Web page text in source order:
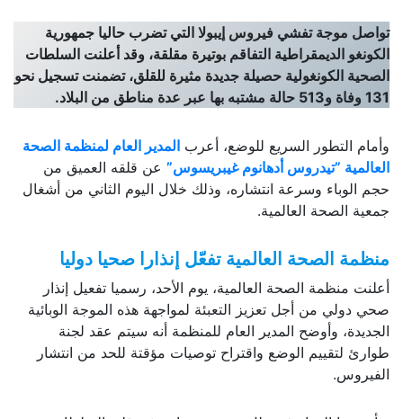
تواصل موجة تفشي فيروس إيبولا التي تضرب حاليا جمهورية
الكونغو الديمقراطية التفاقم بوتيرة مقلقة، وقد أعلنت السلطات
الصحية الكونغولية حصيلة جديدة مثيرة للقلق، تضمنت تسجيل نحو
131 وفاة و513 حالة مشتبه بها عبر عدة مناطق من البلاد
.
وأمام التطور السريع للوضع، أعرب المدير العام لمنظمة الصحة
العالمية ”تيدروس أدهانوم غيبريسوس” عن قلقه العميق من
حجم الوباء وسرعة انتشاره، وذلك خلال اليوم الثاني من أشغال
جمعية الصحة العالمية.
منظمة الصحة العالمية تفعّل إنذارا صحيا دوليا
أعلنت منظمة الصحة العالمية، يوم الأحد، رسميا تفعيل إنذار
صحي دولي من أجل تعزيز التعبئة لمواجهة هذه الموجة الوبائية
الجديدة، وأوضح المدير العام للمنظمة أنه سيتم عقد لجنة
طوارئ لتقييم الوضع واقتراح توصيات مؤقتة للحد من انتشار
الفيروس.